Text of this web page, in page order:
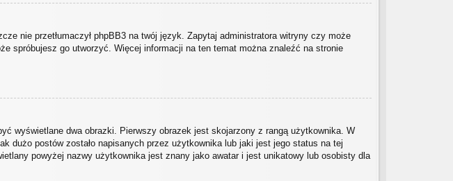
nie przetłumaczył phpBB3 na twój język. Zapytaj administratora witryny czy może
spróbujesz go utworzyć. Więcej informacji na ten temat można znaleźć na stronie
wyświetlane dwa obrazki. Pierwszy obrazek jest skojarzony z rangą użytkownika. W
dużo postów zostało napisanych przez użytkownika lub jaki jest jego status na tej
powyżej nazwy użytkownika jest znany jako awatar i jest unikatowy lub osobisty dla